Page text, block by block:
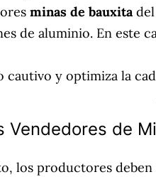
minas de bauxitadel
de aluminio. En este
cautivo y optimiza la
Vendedores de
los productores deben